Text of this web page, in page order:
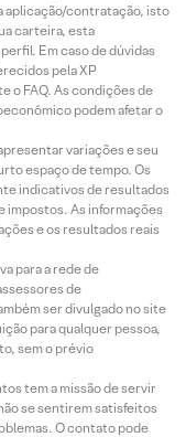
aplicação/contratação, isto
carteira, esta
Em caso de dúvidas
pela XP
o FAQ. As condições de
podem afetar o
variações e seu
espaço de tempo. Os
indicativos de resultados
impostos. As informações
e os resultados reais
para a rede de
de
ser divulgado no site
para qualquer pessoa,
sem o prévio
tem a missão de servir
se sentirem satisfeitos
O contato pode